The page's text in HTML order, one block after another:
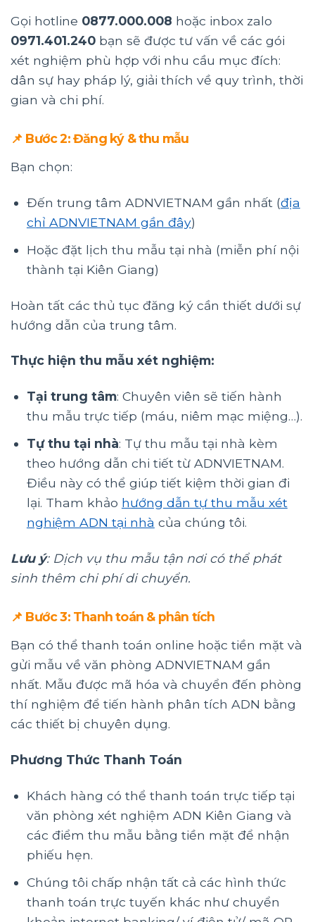
Gọi hotline 0877.000.008 hoặc inbox zalo
0971.401.240 bạn sẽ được tư vấn về các gói
xét nghiệm phù hợp với nhu cầu mục đích:
dân sự hay pháp lý, giải thích về quy trình, thời
gian và chi phí.
📌 Bước 2: Đăng ký & thu mẫu
Bạn chọn:
Đến trung tâm ADNVIETNAM gần nhất (địa
chỉ ADNVIETNAM gần đây)
Hoặc đặt lịch thu mẫu tại nhà (miễn phí nội
thành tại Kiên Giang)
Hoàn tất các thủ tục đăng ký cần thiết dưới sự
hướng dẫn của trung tâm.
Thực hiện thu mẫu xét nghiệm:
Tại trung tâm: Chuyên viên sẽ tiến hành
thu mẫu trực tiếp (máu, niêm mạc miệng…).
Tự thu tại nhà: Tự thu mẫu tại nhà kèm
theo hướng dẫn chi tiết từ ADNVIETNAM.
Điều này có thể giúp tiết kiệm thời gian đi
lại. Tham khảo hướng dẫn tự thu mẫu xét
nghiệm ADN tại nhà của chúng tôi.
Lưu ý: Dịch vụ thu mẫu tận nơi có thể phát
sinh thêm chi phí di chuyển.
📌 Bước 3: Thanh toán & phân tích
Bạn có thể thanh toán online hoặc tiền mặt và
gửi mẫu về văn phòng ADNVIETNAM gần
nhất. Mẫu được mã hóa và chuyển đến phòng
thí nghiệm để tiến hành phân tích ADN bằng
các thiết bị chuyên dụng.
Phương Thức Thanh Toán
Khách hàng có thể thanh toán trực tiếp tại
văn phòng xét nghiệm ADN Kiên Giang và
các điểm thu mẫu bằng tiền mặt để nhận
phiếu hẹn.
Chúng tôi chấp nhận tất cả các hình thức
thanh toán trực tuyến khác như chuyển